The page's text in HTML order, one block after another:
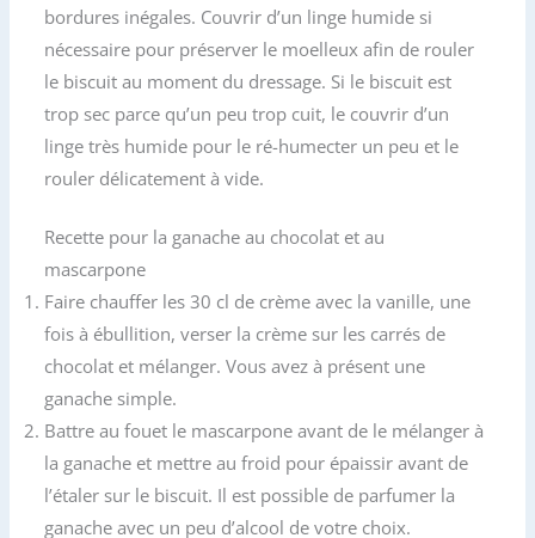
bordures inégales. Couvrir d’un linge humide si
nécessaire pour préserver le moelleux afin de rouler
le biscuit au moment du dressage. Si le biscuit est
trop sec parce qu’un peu trop cuit, le couvrir d’un
linge très humide pour le ré-humecter un peu et le
rouler délicatement à vide.
Recette pour la ganache au chocolat et au
mascarpone
Faire chauffer les 30 cl de crème avec la vanille, une
fois à ébullition, verser la crème sur les carrés de
chocolat et mélanger. Vous avez à présent une
ganache simple.
Battre au fouet le mascarpone avant de le mélanger à
la ganache et mettre au froid pour épaissir avant de
l’étaler sur le biscuit. Il est possible de parfumer la
ganache avec un peu d’alcool de votre choix.